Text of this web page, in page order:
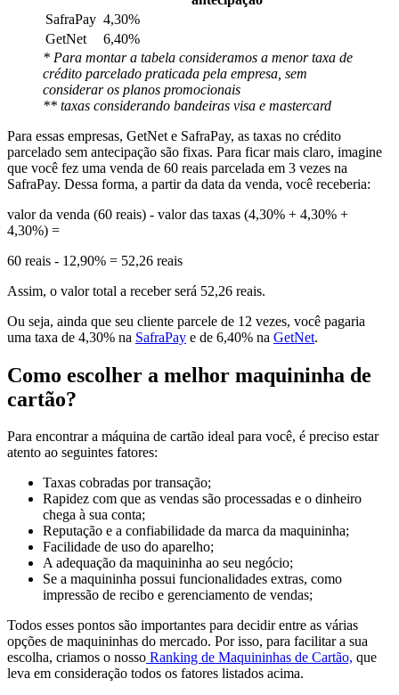
SafraPay 4,30%
GetNet
6,40%
* Para montar a tabela consideramos a menor taxa de
crédito parcelado praticada pela empresa, sem
considerar os planos promocionais
** taxas considerando bandeiras visa e mastercard
Para essas empresas, GetNet e SafraPay, as taxas no crédito
parcelado sem antecipação são fixas. Para ficar mais claro, imagine
que você fez uma venda de 60 reais parcelada em 3 vezes na
SafraPay. Dessa forma, a partir da data da venda, você receberia:
valor da venda (60 reais) - valor das taxas (4,30% + 4,30% +
4,30%) =
60 reais - 12,90% = 52,26 reais
Assim, o valor total a receber será 52,26 reais.
Ou seja, ainda que seu cliente parcele de 12 vezes, você pagaria
uma taxa de 4,30% na SafraPay e de 6,40% na GetNet.
Como escolher a melhor maquininha de
cartão?
Para encontrar a máquina de cartão ideal para você, é preciso estar
atento ao seguintes fatores:
Taxas cobradas por transação;
Rapidez com que as vendas são processadas e o dinheiro
chega à sua conta;
Reputação e a confiabilidade da marca da maquininha;
Facilidade de uso do aparelho;
A adequação da maquininha ao seu negócio;
Se a maquininha possui funcionalidades extras, como
impressão de recibo e gerenciamento de vendas;
Todos esses pontos são importantes para decidir entre as várias
opções de maquininhas do mercado. Por isso, para facilitar a sua
escolha, criamos o nosso Ranking de Maquininhas de Cartão, que
leva em consideração todos os fatores listados acima.